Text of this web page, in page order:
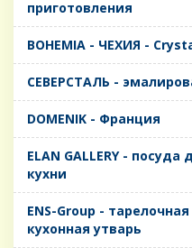
приготовления
BOHEMIA - ЧЕХИЯ -
CЕВЕРСТАЛЬ -
DOMENIK - Франция
ELAN GALLERY -
кухни
ENS-Group -
кухонная утварь